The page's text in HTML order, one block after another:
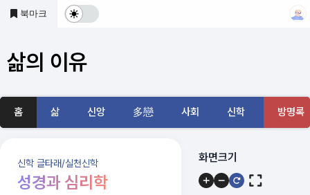
본문 바로가기
북마크 다
기
드
삶의 이유
홈 삶 신앙 多戀 사회 신학 방명록
신학 글타래/실천신학
성경과 심리학
메
뉴
내
화면크기